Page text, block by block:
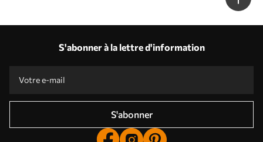
S'abonner à la lettre d'information
S'abonner